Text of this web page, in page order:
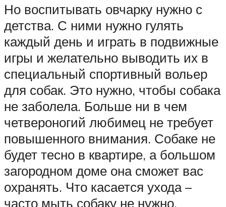
Но воспитывать овчарку нужно с
детства. С ними нужно гулять
каждый день и играть в подвижные
игры и желательно выводить их в
специальный спортивный вольер
для собак. Это нужно, чтобы собака
не заболела. Больше ни в чем
четвероногий любимец не требует
повышенного внимания. Собаке не
будет тесно в квартире, а большом
загородном доме она сможет вас
охранять. Что касается ухода –
часто мыть собаку не нужно,